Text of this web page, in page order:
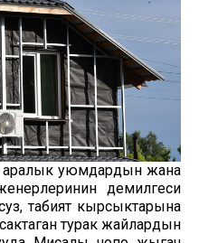
аралык уюмдардын жана
демилгеси
табият кырсыктарына
турак жайлардын